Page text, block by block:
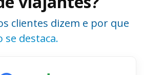
clientes dizem e por que
se destaca.